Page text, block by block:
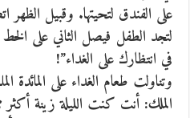
على الفندق لتحيتها. وقبيل الظهر
لتجد الطفل فيصل الثاني على
في انتظارك على الغداء”!
وتناولت طعام الغداء على المائدة
الملك: أنت كنت الليلة زينة